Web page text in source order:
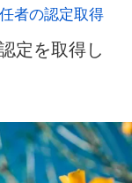
者の認定取得
定を取得し